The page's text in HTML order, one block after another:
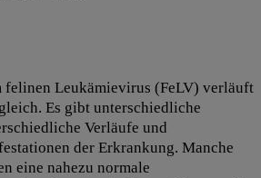
Leukämievirus (FeLV) verläuft
Es gibt unterschiedliche
Verläufe und
der Erkrankung. Manche
eine nahezu normale